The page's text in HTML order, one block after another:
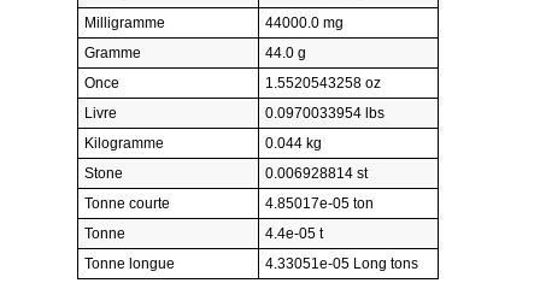
Milligramme
44000.0 mg
Gramme
44.0 g
Once
1.5520543258 oz
Livre
0.0970033954 lbs
Kilogramme
0.044 kg
Stone
0.006928814 st
Tonne courte
4.85017e-05 ton
Tonne
4.4e-05 t
Tonne longue
4.33051e-05 Long tons